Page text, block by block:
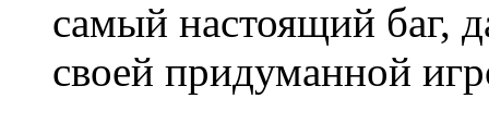
самый настоящий баг,
своей придуманной